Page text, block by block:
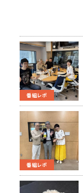
番組レポ
番組レポ